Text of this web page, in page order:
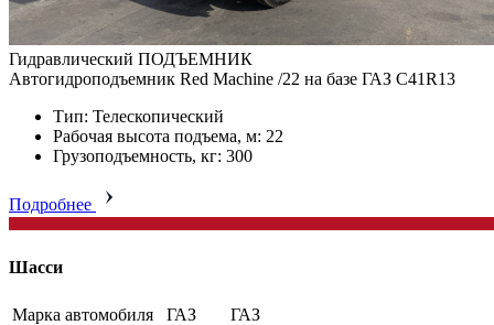
Гидравлический ПОДЪЕМНИК
Автогидроподъемник Red Machine /22 на базе ГАЗ C41R13
Тип: Телескопический
Рабочая высота подъема, м: 22
Грузоподъемность, кг: 300
Подробнее
Шасси
Марка автомобиля ГАЗ
ГАЗ